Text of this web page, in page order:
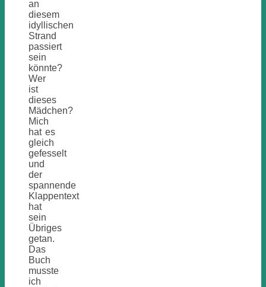
an
diesem
idyllischen
Strand
passiert
sein
könnte?
Wer
ist
dieses
Mädchen?
Mich
hat es
gleich
gefesselt
und
der
spannende
Klappentext
hat
sein
Übriges
getan.
Das
Buch
musste
ich